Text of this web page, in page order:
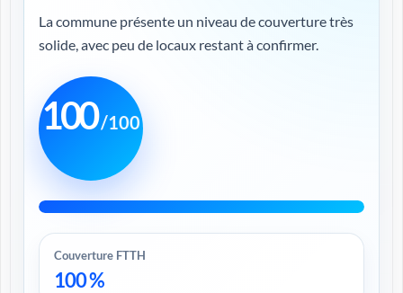
La commune présente un niveau de couverture très
solide, avec peu de locaux restant à confirmer.
100/100
Couverture FTTH
100 %